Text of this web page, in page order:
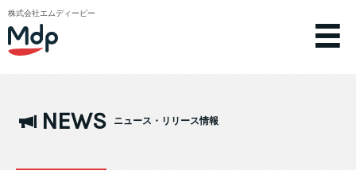
株式会社エムディーピー
NEWS ニュース・リリース情報